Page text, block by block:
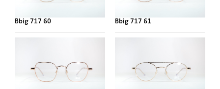
Bbig 717 60 Bbig 717 61